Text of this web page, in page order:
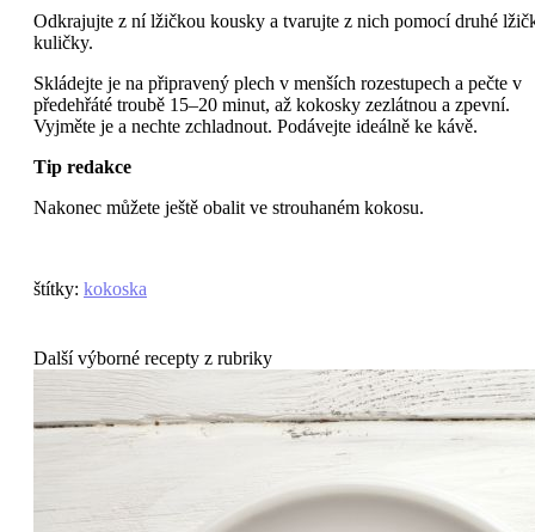
Odkrajujte z ní lžičkou kousky a tvarujte z nich pomocí druhé
kuličky.
Skládejte je na připravený plech v menších rozestupech a pečte v
předehřáté troubě 15–20 minut, až kokosky zezlátnou a zpevní.
Vyjměte je a nechte zchladnout. Podávejte ideálně ke kávě.
Tip redakce
Nakonec můžete ještě obalit ve strouhaném kokosu.
štítky: kokoska
Další výborné recepty z rubriky